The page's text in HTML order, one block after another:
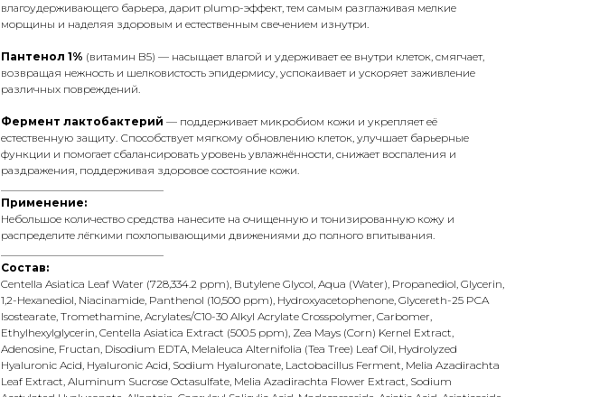
влагоудерживающего барьера, дарит plump-эффект, тем самым разглаживая мелкие
морщины и наделяя здоровым и естественным свечением изнутри.
Пантенол 1% (витамин B5) — насыщает влагой и удерживает ее внутри клеток, смягчает,
возвращая нежность и шелковистость эпидермису, успокаивает и ускоряет заживление
различных повреждений.
Фермент лактобактерий — поддерживает микробиом кожи и укрепляет её
естественную защиту. Способствует мягкому обновлению клеток, улучшает барьерные
функции и помогает сбалансировать уровень увлажнённости, снижает воспаления и
раздражения, поддерживая здоровое состояние кожи.
Применение:
Небольшое количество средства нанесите на очищенную и тонизированную кожу и
распределите лёгкими похлопывающими движениями до полного впитывания.
Состав:
Centella Asiatica Leaf Water (728,334.2 ppm), Butylene Glycol, Aqua (Water), Propanediol, Glycerin,
1,2-Hexanediol, Niacinamide, Panthenol (10,500 ppm), Hydroxyacetophenone, Glycereth-25 PCA
Isostearate, Tromethamine, Acrylates/C10-30 Alkyl Acrylate Crosspolymer, Carbomer,
Ethylhexylglycerin, Centella Asiatica Extract (500.5 ppm), Zea Mays (Corn) Kernel Extract,
Adenosine, Fructan, Disodium EDTA, Melaleuca Alternifolia (Tea Tree) Leaf Oil, Hydrolyzed
Hyaluronic Acid, Hyaluronic Acid, Sodium Hyaluronate, Lactobacillus Ferment, Melia Azadirachta
Leaf Extract, Aluminum Sucrose Octasulfate, Melia Azadirachta Flower Extract, Sodium